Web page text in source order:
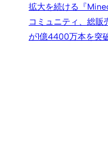
拡大を続ける『
コミュニティ、総販
が1億4400万本を突